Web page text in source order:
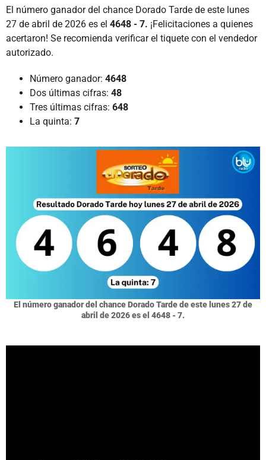
El número ganador del chance Dorado Tarde de este lunes
27 de abril de 2026 es el 4648 - 7. ¡Felicitaciones a quienes
acertaron! Se recomienda verificar el tiquete con el vendedor
autorizado.
Número ganador: 4648
Dos últimas cifras: 48
Tres últimas cifras: 648
La quinta: 7
El número ganador del chance Dorado Tarde de este lunes 27 de
abril de 2026 es el 4648 - 7.